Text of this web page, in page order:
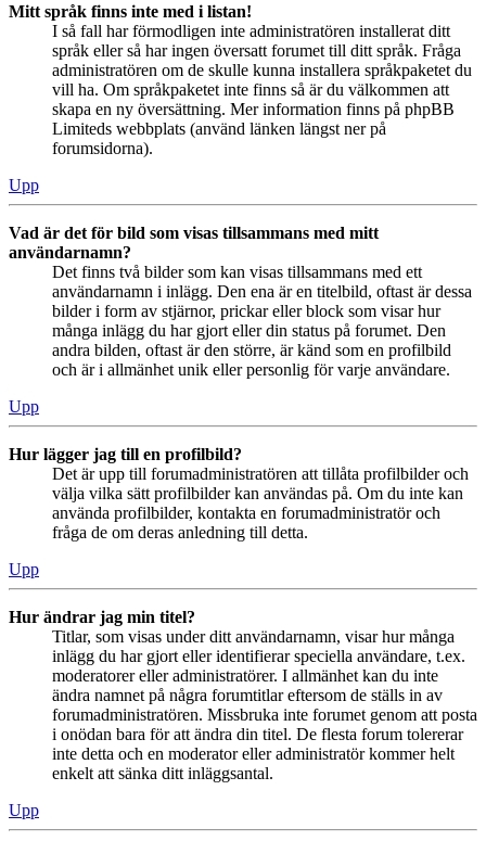
Mitt språk finns inte med i listan!
I så fall har förmodligen inte administratören installerat ditt
språk eller så har ingen översatt forumet till ditt språk. Fråga
administratören om de skulle kunna installera språkpaketet du
vill ha. Om språkpaketet inte finns så är du välkommen att
skapa en ny översättning. Mer information finns på phpBB
Limiteds webbplats (använd länken längst ner på
forumsidorna).
Upp
Vad är det för bild som visas tillsammans med mitt
användarnamn?
Det finns två bilder som kan visas tillsammans med ett
användarnamn i inlägg. Den ena är en titelbild, oftast är dessa
bilder i form av stjärnor, prickar eller block som visar hur
många inlägg du har gjort eller din status på forumet. Den
andra bilden, oftast är den större, är känd som en profilbild
och är i allmänhet unik eller personlig för varje användare.
Upp
Hur lägger jag till en profilbild?
Det är upp till forumadministratören att tillåta profilbilder och
välja vilka sätt profilbilder kan användas på. Om du inte kan
använda profilbilder, kontakta en forumadministratör och
fråga de om deras anledning till detta.
Upp
Hur ändrar jag min titel?
Titlar, som visas under ditt användarnamn, visar hur många
inlägg du har gjort eller identifierar speciella användare, t.ex.
moderatorer eller administratörer. I allmänhet kan du inte
ändra namnet på några forumtitlar eftersom de ställs in av
forumadministratören. Missbruka inte forumet genom att posta
i onödan bara för att ändra din titel. De flesta forum tolererar
inte detta och en moderator eller administratör kommer helt
enkelt att sänka ditt inläggsantal.
Upp